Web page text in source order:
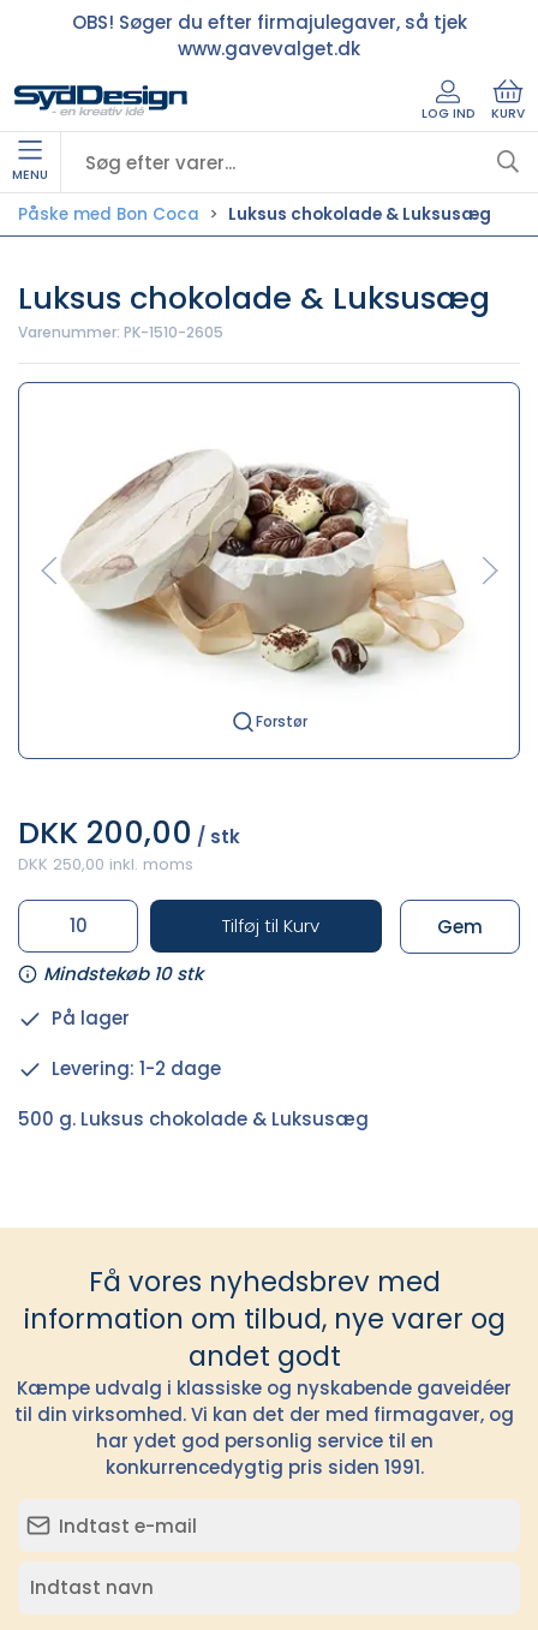
OBS! Søger du efter firmajulegaver, så tjek
www.gavevalget.dk
LOG IND KURV
MENU
Påske med Bon Coca Luksus chokolade & Luksusæg
Luksus chokolade & Luksusæg
Varenummer: PK-1510-2605
Forstør
DKK 200,00 / stk
DKK 250,00 inkl. moms
Tilføj til Kurv
Mindstekøb 10 stk
Gem
På lager
Levering: 1-2 dage
500 g. Luksus chokolade & Luksusæg
Få vores nyhedsbrev med
information om tilbud, nye varer og
andet godt
Kæmpe udvalg i klassiske og nyskabende gaveidéer
til din virksomhed. Vi kan det der med firmagaver, og
har ydet god personlig service til en
konkurrencedygtig pris siden 1991.